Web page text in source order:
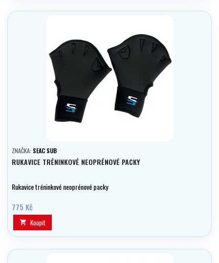
ZNAČKA: SEAC SUB
RUKAVICE TRÉNINKOVÉ NEOPRÉNOVÉ PACKY
Rukavice tréninkové neoprénové packy
775 Kč
 Koupit